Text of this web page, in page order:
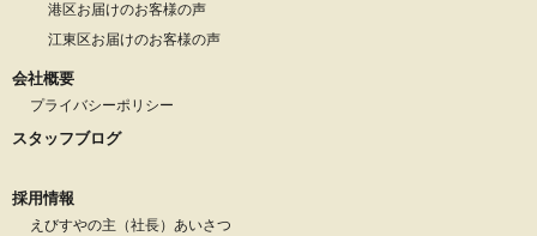
港区お届けのお客様の声
江東区お届けのお客様の声
会社概要
プライバシーポリシー
スタッフブログ
採用情報
えびすやの主（社長）あいさつ